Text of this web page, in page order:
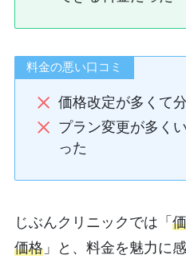
料金の悪い口コミ
価格改定が多くて
プラン変更が多く
った
じぶんクリニックでは「
価格」と、料金を魅力に